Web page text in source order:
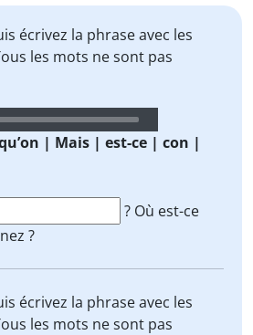
écrivez la phrase avec les
les mots ne sont pas
| Mais | est-ce | con |
? Où est-ce
?
écrivez la phrase avec les
les mots ne sont pas